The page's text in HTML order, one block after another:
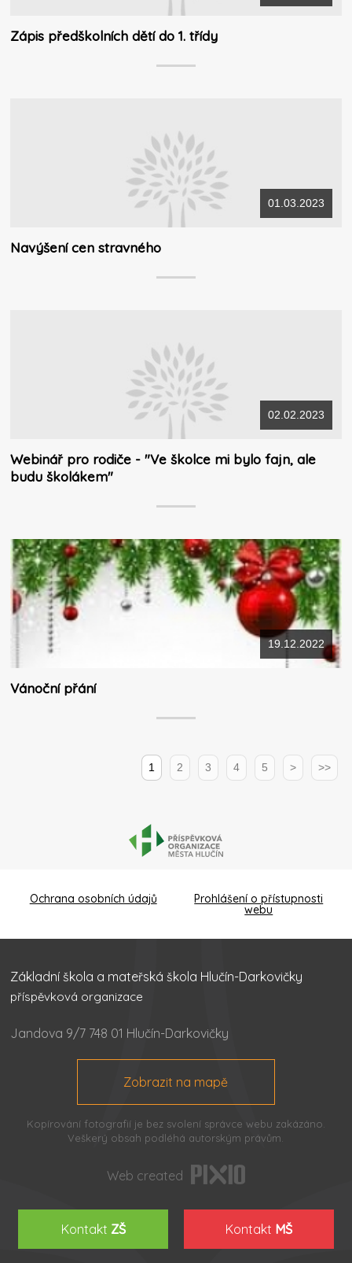
Zápis předškolních dětí do 1. třídy
01.03.2023
Navýšení cen stravného
02.02.2023
Webinář pro rodiče - "Ve školce mi bylo fajn, ale
budu školákem"
19.12.2022
Vánoční přání
1 2 3 4 5 > >>
Ochrana osobních údajů Prohlášení o přístupnosti
webu
Základní škola a mateřská škola Hlučín-Darkovičky
příspěvková organizace
Jandova 9/7 748 01 Hlučín-Darkovičky
Zobrazit na mapě
Kopírování fotografií je bez svolení správce webu zakázáno.
Veškerý obsah podléhá autorským právům.
Web created
Kontakt ZŠ Kontakt MŠ